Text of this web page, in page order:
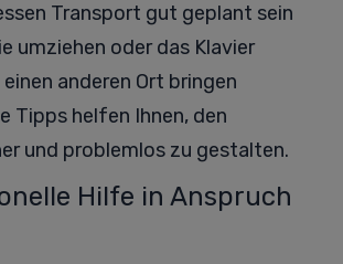
Transport gut geplant sein
umziehen oder das Klavier
anderen Ort bringen
Tipps helfen Ihnen, den
und problemlos zu gestalten.
Hilfe in Anspruch